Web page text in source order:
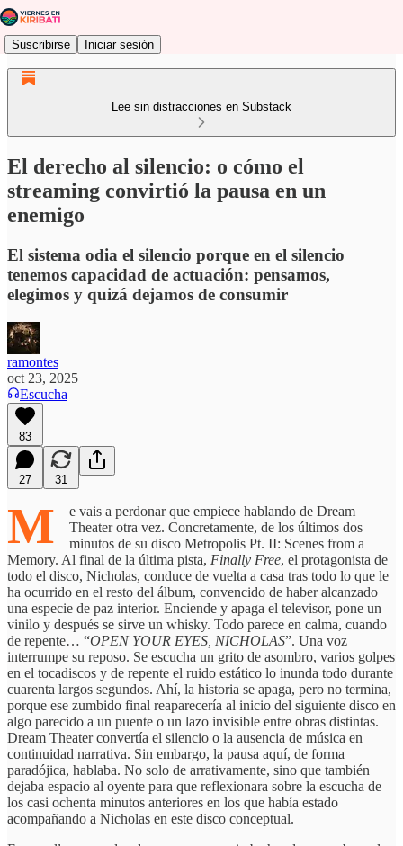
Suscribirse Iniciar sesión
Lee sin distracciones en Substack
El derecho al silencio: o cómo el
streaming convirtió la pausa en un
enemigo
El sistema odia el silencio porque en el silencio
tenemos capacidad de actuación: pensamos,
elegimos y quizá dejamos de consumir
ramontes
oct 23, 2025
Escucha
83
27 31
M
e vais a perdonar que empiece hablando de Dream
Theater otra vez. Concretamente, de los últimos dos
minutos de su disco Metropolis Pt. II: Scenes from a
Memory. Al final de la última pista, Finally Free, el protagonista de
todo el disco, Nicholas, conduce de vuelta a casa tras todo lo que le
ha ocurrido en el resto del álbum, convencido de haber alcanzado
una especie de paz interior. Enciende y apaga el televisor, pone un
vinilo y después se sirve un whisky. Todo parece en calma, cuando
de repente… “OPEN YOUR EYES, NICHOLAS”. Una voz
interrumpe su reposo. Se escucha un grito de asombro, varios golpes
en el tocadiscos y de repente el ruido estático lo inunda todo durante
cuarenta largos segundos. Ahí, la historia se apaga, pero no termina,
porque ese zumbido final reaparecería al inicio del siguiente disco en
algo parecido a un puente o un lazo invisible entre obras distintas.
Dream Theater convertía el silencio o la ausencia de música en
continuidad narrativa. Sin embargo, la pausa aquí, de forma
paradójica, hablaba. No solo de arrativamente, sino que también
dejaba espacio al oyente para que reflexionara sobre la escucha de
los casi ochenta minutos anteriores en los que había estado
acompañando a Nicholas en este disco conceptual.